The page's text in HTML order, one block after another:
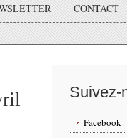
CONTACT
Suivez-
Facebook